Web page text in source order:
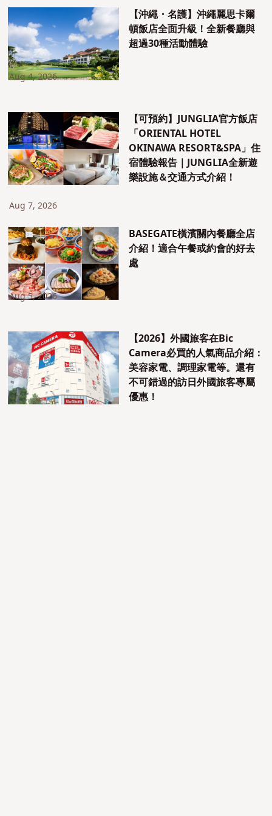
【沖繩・名護】沖繩麗思卡爾
頓飯店全面升級！全新餐廳與
超過30種活動體驗
Aug 4, 2026
【可預約】JUNGLIA官方飯店
「ORIENTAL HOTEL
OKINAWA RESORT&SPA」住
宿體驗報告｜JUNGLIA全新遊
樂設施＆交通方式介紹！
Aug 7, 2026
BASEGATE橫濱關內餐廳全店
介紹！適合午餐或約會的好去
處
Aug 5, 2026
【2026】外國旅客在Bic
Camera必買的人氣商品介紹：
美容家電、調理家電等。還有
不可錯過的訪日外國旅客專屬
優惠！